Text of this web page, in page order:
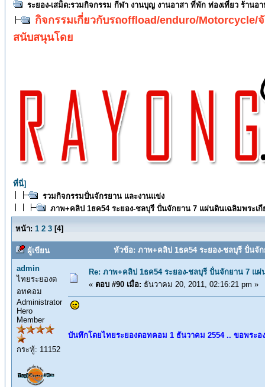
ระยอง-เสม็ด:รวมกิจกรรม กีฬา งานบุญ งานอาสา ที่พัก ท่องเที่ยว ร้านอ
กิจกรรมเกี่ยวกับรถoffload/enduro/Motorcycle/
สนับสนุนโดย
ที่นี่]
รวมกิจกรรมปั่นจักรยาน และงานแข่ง
ภาพ+คลิป 1ธค54 ระยอง-ชลบุรี ปั่นจักยาน 7 แผ่นดินเฉลิมพระเกี
หน้า: 1 2 3 [4]
ผู้เขียน หัวข้อ: ภาพ+คลิป 1ธค54 ระยอง-ชลบุรี ปั่นจั
admin
ไทยระยองด
อทคอม
Administrator
Hero
Member
กระทู้: 11152
Re: ภาพ+คลิป 1ธค54 ระยอง-ชลบุรี ปั่นจักยาน 7 แผ่
« ตอบ #90 เมื่อ: ธันวาคม 20, 2011, 02:16:21 pm »
บันทึกโดยไทยระยองดอทคอม 1 ธันวาคม 2554 .. ขอพระอ